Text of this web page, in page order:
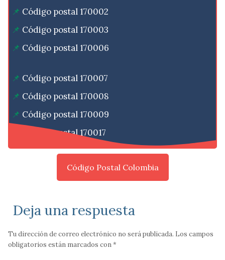
Código postal 170002
Código postal 170003
Código postal 170006
Código postal 170007
Código postal 170008
Código postal 170009
Código postal 170017
Código Postal Colombia
Deja una respuesta
Tu dirección de correo electrónico no será publicada. Los campos
obligatorios están marcados con*